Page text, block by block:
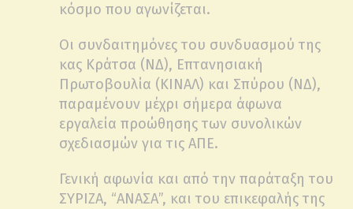
κόσμο που αγωνίζεται.
Οι συνδαιτημόνες του συνδυασμού της
κας Κράτσα (ΝΔ), Επτανησιακή
Πρωτοβουλία (ΚΙΝΑΛ) και Σπύρου (ΝΔ),
παραμένουν μέχρι σήμερα άφωνα
εργαλεία προώθησης των συνολικών
σχεδιασμών για τις ΑΠΕ.
Γενική αφωνία και από την παράταξη του
ΣΥΡΙΖΑ, “ΑΝΑΣΑ”, και του επικεφαλής της